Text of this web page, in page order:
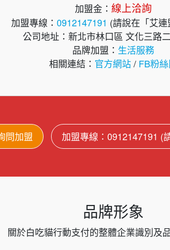
加盟金： 線上洽詢
加盟專線： 0912147191 (請說在「艾
公司地址：新北市林口區 文化三路
品牌加盟： 生活服務
相關連結： 官方網站/ FB粉
問加盟 加盟專線：0912147191 (
品牌形象
關於白吃貓行動支付的整體企業識別及